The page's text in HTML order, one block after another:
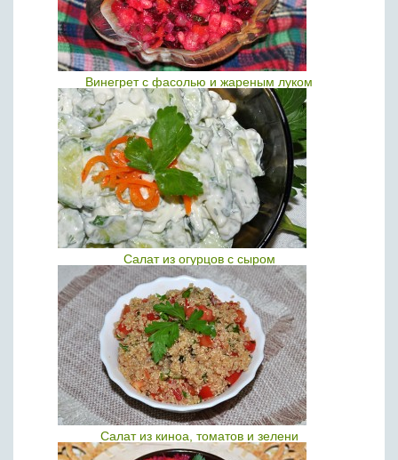
Винегрет с фасолью и жареным луком
Салат из огурцов с сыром
Салат из киноа, томатов и зелени